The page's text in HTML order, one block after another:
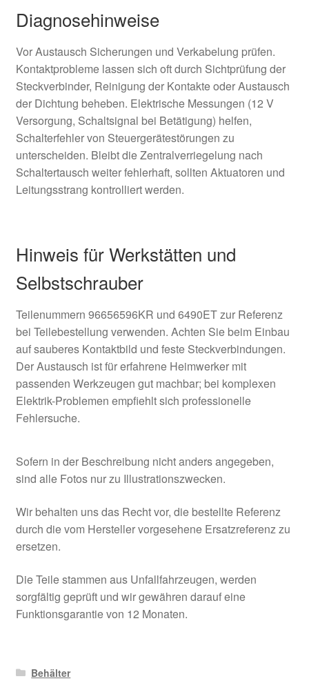
Diagnosehinweise
Vor Austausch Sicherungen und Verkabelung prüfen.
Kontaktprobleme lassen sich oft durch Sichtprüfung der
Steckverbinder, Reinigung der Kontakte oder Austausch
der Dichtung beheben. Elektrische Messungen (12 V
Versorgung, Schaltsignal bei Betätigung) helfen,
Schalterfehler von Steuergerätestörungen zu
unterscheiden. Bleibt die Zentralverriegelung nach
Schaltertausch weiter fehlerhaft, sollten Aktuatoren und
Leitungsstrang kontrolliert werden.
Hinweis für Werkstätten und
Selbstschrauber
Teilenummern 96656596KR und 6490ET zur Referenz
bei Teilebestellung verwenden. Achten Sie beim Einbau
auf sauberes Kontaktbild und feste Steckverbindungen.
Der Austausch ist für erfahrene Heimwerker mit
passenden Werkzeugen gut machbar; bei komplexen
Elektrik-Problemen empfiehlt sich professionelle
Fehlersuche.
Sofern in der Beschreibung nicht anders angegeben,
sind alle Fotos nur zu Illustrationszwecken.
Wir behalten uns das Recht vor, die bestellte Referenz
durch die vom Hersteller vorgesehene Ersatzreferenz zu
ersetzen.
Die Teile stammen aus Unfallfahrzeugen, werden
sorgfältig geprüft und wir gewähren darauf eine
Funktionsgarantie von 12 Monaten.
Behälter